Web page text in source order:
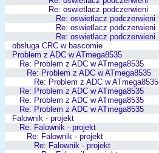
Re: oswietlacz podczerwieni
Re: oswietlacz podczerwieni
Re: oswietlacz podczerwieni
Re: oswietlacz podczerwieni
obsługa CRC w bascomie
Problem z ADC w ATmega8535
Re: Problem z ADC w ATmega8535
Re: Problem z ADC w ATmega8535
Re: Problem z ADC w ATmega8535
Re: Problem z ADC w ATmega8535
Re: Problem z ADC w ATmega8535
Re: Problem z ADC w ATmega8535
Falownik - projekt
Re: Falownik - projekt
Re: Falownik - projekt
Re: Falownik - projekt